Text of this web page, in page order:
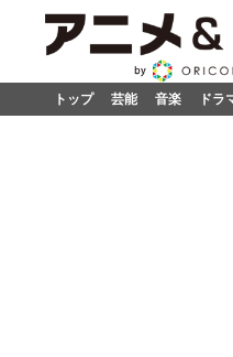
トップ 芸能 音楽 ドラ